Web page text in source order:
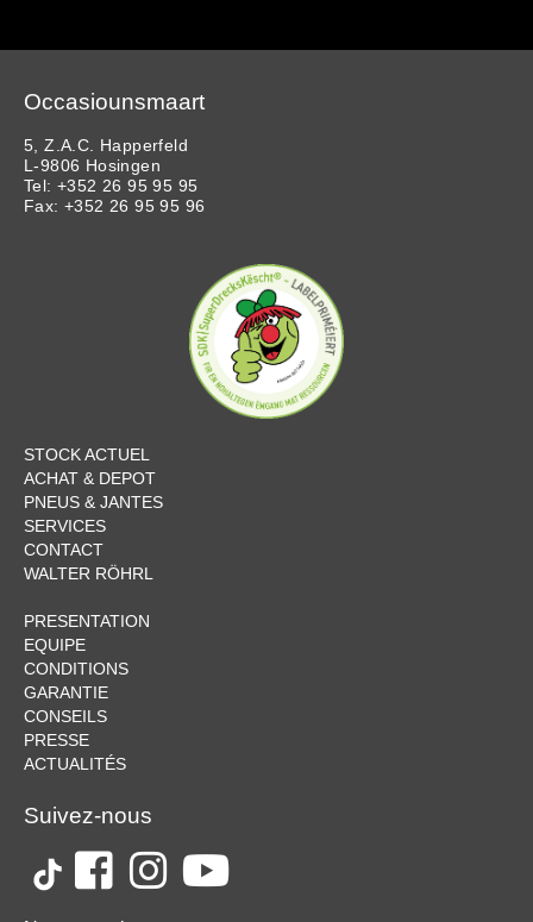
Occasiounsmaart
5, Z.A.C. Happerfeld
L-9806 Hosingen
Tel: +352 26 95 95 95
Fax: +352 26 95 95 96
STOCK ACTUEL
ACHAT & DEPOT
PNEUS & JANTES
SERVICES
CONTACT
WALTER RÖHRL
PRESENTATION
EQUIPE
CONDITIONS
GARANTIE
CONSEILS
PRESSE
ACTUALITÉS
Suivez-nous